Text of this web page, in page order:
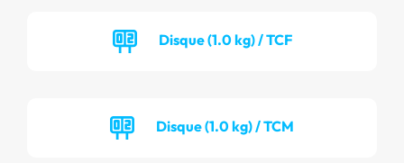
Disque (1.0 kg) / TCF
Disque (1.0 kg) / TCM